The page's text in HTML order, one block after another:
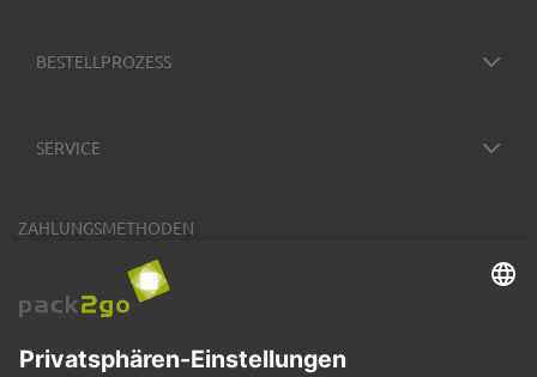
BESTELLPROZESS
SERVICE
ZAHLUNGSMETHODEN
VERSANDARTEN